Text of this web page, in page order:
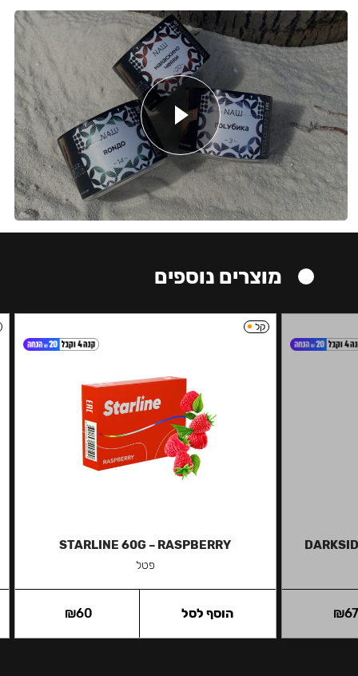
מוצרים נוספים
₪
קל
STARLINE 60G – RASPBERRY
פטל
₪60 הוסף לסל